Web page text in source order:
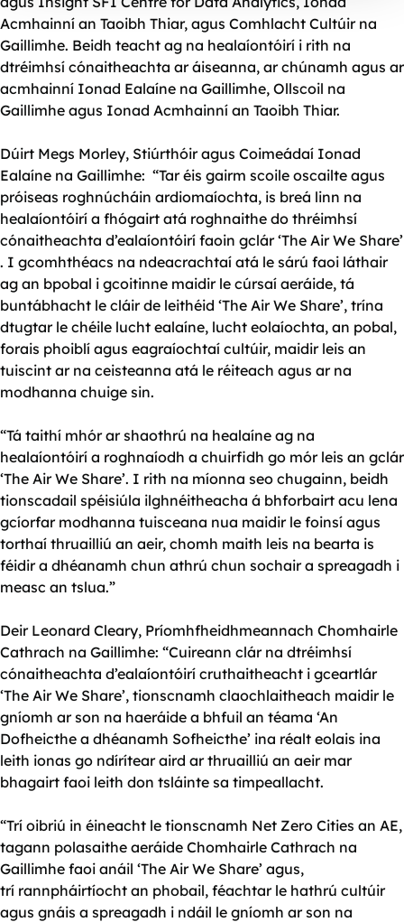
Acmhainní an Taoibh Thiar, agus Comhlacht Cultúir na
Gaillimhe. Beidh teacht ag na healaíontóirí i rith na
dtréimhsí cónaitheachta ar áiseanna, ar chúnamh agus ar
acmhainní Ionad Ealaíne na Gaillimhe, Ollscoil na
Gaillimhe agus Ionad Acmhainní an Taoibh Thiar.
Dúirt Megs Morley, Stiúrthóir agus Coimeádaí Ionad
Ealaíne na Gaillimhe: “Tar éis gairm scoile oscailte agus
próiseas roghnúcháin ardiomaíochta, is breá linn na
healaíontóirí a fhógairt atá roghnaithe do thréimhsí
cónaitheachta d’ealaíontóirí faoin gclár ‘The Air We Share’
. I gcomhthéacs na ndeacrachtaí atá le sárú faoi láthair
ag an bpobal i gcoitinne maidir le cúrsaí aeráide, tá
buntábhacht le cláir de leithéid ‘The Air We Share’, trína
dtugtar le chéile lucht ealaíne, lucht eolaíochta, an pobal,
forais phoiblí agus eagraíochtaí cultúir, maidir leis an
tuiscint ar na ceisteanna atá le réiteach agus ar na
modhanna chuige sin.
“Tá taithí mhór ar shaothrú na healaíne ag na
healaíontóirí a roghnaíodh a chuirfidh go mór leis an gclár
‘The Air We Share’. I rith na míonna seo chugainn, beidh
tionscadail spéisiúla ilghnéitheacha á bhforbairt acu lena
gcíorfar modhanna tuisceana nua maidir le foinsí agus
torthaí thruailliú an aeir, chomh maith leis na bearta is
féidir a dhéanamh chun athrú chun sochair a spreagadh i
measc an tslua.”
Deir Leonard Cleary, Príomhfheidhmeannach Chomhairle
Cathrach na Gaillimhe: “Cuireann clár na dtréimhsí
cónaitheachta d’ealaíontóirí cruthaitheacht i gceartlár
‘The Air We Share’, tionscnamh claochlaitheach maidir le
gníomh ar son na haeráide a bhfuil an téama ‘An
Dofheicthe a dhéanamh Sofheicthe’ ina réalt eolais ina
leith ionas go ndírítear aird ar thruailliú an aeir mar
bhagairt faoi leith don tsláinte sa timpeallacht.
“Trí oibriú in éineacht le tionscnamh Net Zero Cities an AE,
tagann polasaithe aeráide Chomhairle Cathrach na
Gaillimhe faoi anáil ‘The Air We Share’ agus,
trí rannpháirtíocht an phobail, féachtar le hathrú cultúir
agus gnáis a spreagadh i ndáil le gníomh ar son na